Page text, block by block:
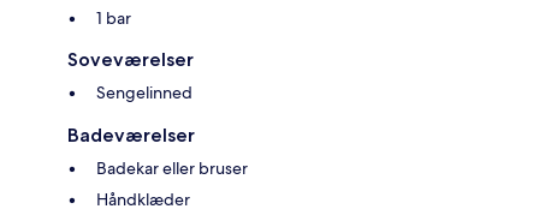
1 bar
Soveværelser
Sengelinned
Badeværelser
Badekar eller bruser
Håndklæder